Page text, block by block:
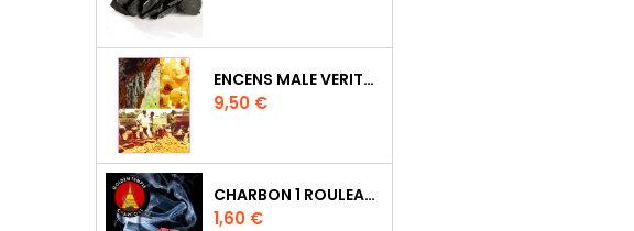
ENCENS MALE VERITABLE RARE 20 GR
Prix
9,50 €
CHARBON 1 ROULEAU DE 10 PASTILLES DIAMETRE 33MM
Prix
1,60 €